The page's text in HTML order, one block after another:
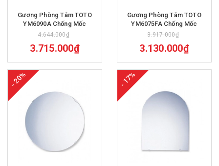
Gương Phòng Tắm TOTO
YM6090A Chống Mốc
4.644.000₫
3.715.000₫
Gương Phòng Tắm TOTO
YM6075FA Chống Mốc
3.917.000₫
3.130.000₫
- 20% - 17%